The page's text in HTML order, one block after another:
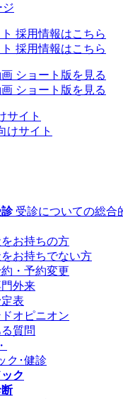
ジ
サイト
けサイト
受診についての総合
お持ちの方
お持ちでない方
・予約変更
外来
表
オピニオン
質問
ク･健診
ク